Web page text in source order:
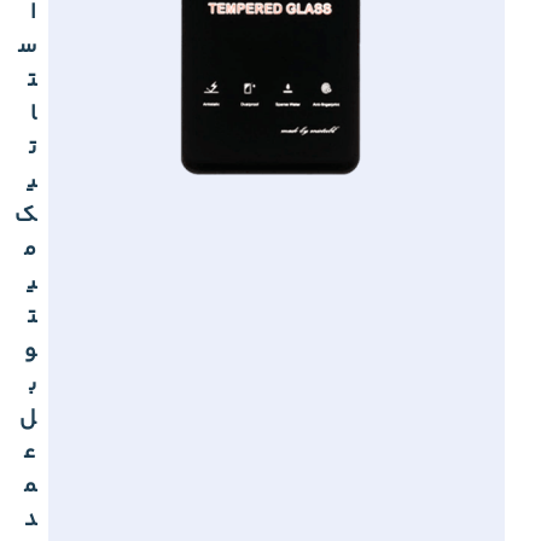
ا
س
ت
ا
ت
ی
ک
م
ی
ت
و
ب
ل
ع
م
د